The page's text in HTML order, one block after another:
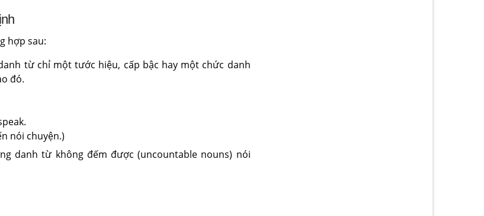
hợp sau:
từ chỉ một tước hiệu, cấp bậc hay một chức danh
đó.
nói chuyện.)
danh từ không đếm được (uncountable nouns) nói